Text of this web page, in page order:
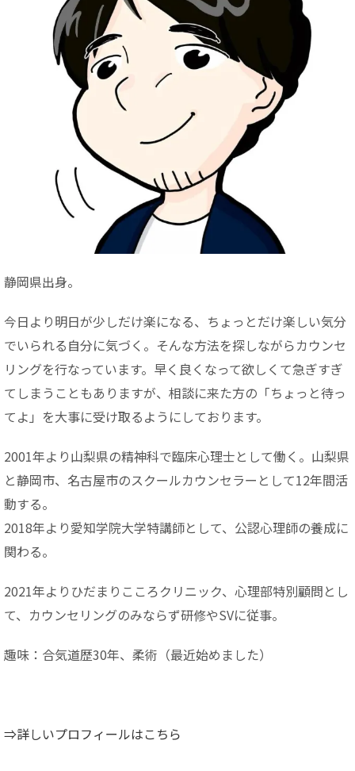
静岡県出身。
今日より明日が少しだけ楽になる、ちょっとだけ楽しい気分
でいられる自分に気づく。そんな方法を探しながらカウンセ
リングを行なっています。早く良くなって欲しくて急ぎすぎ
てしまうこともありますが、相談に来た方の「ちょっと待っ
てよ」を大事に受け取るようにしております。
2001年より山梨県の精神科で臨床心理士として働く。山梨県
と静岡市、名古屋市のスクールカウンセラーとして12年間活
動する。
2018年より愛知学院大学特講師として、公認心理師の養成に
関わる。
2021年よりひだまりこころクリニック、心理部特別顧問とし
て、カウンセリングのみならず研修やSVに従事。
趣味：合気道歴30年、柔術（最近始めました）
⇒詳しいプロフィールはこちら